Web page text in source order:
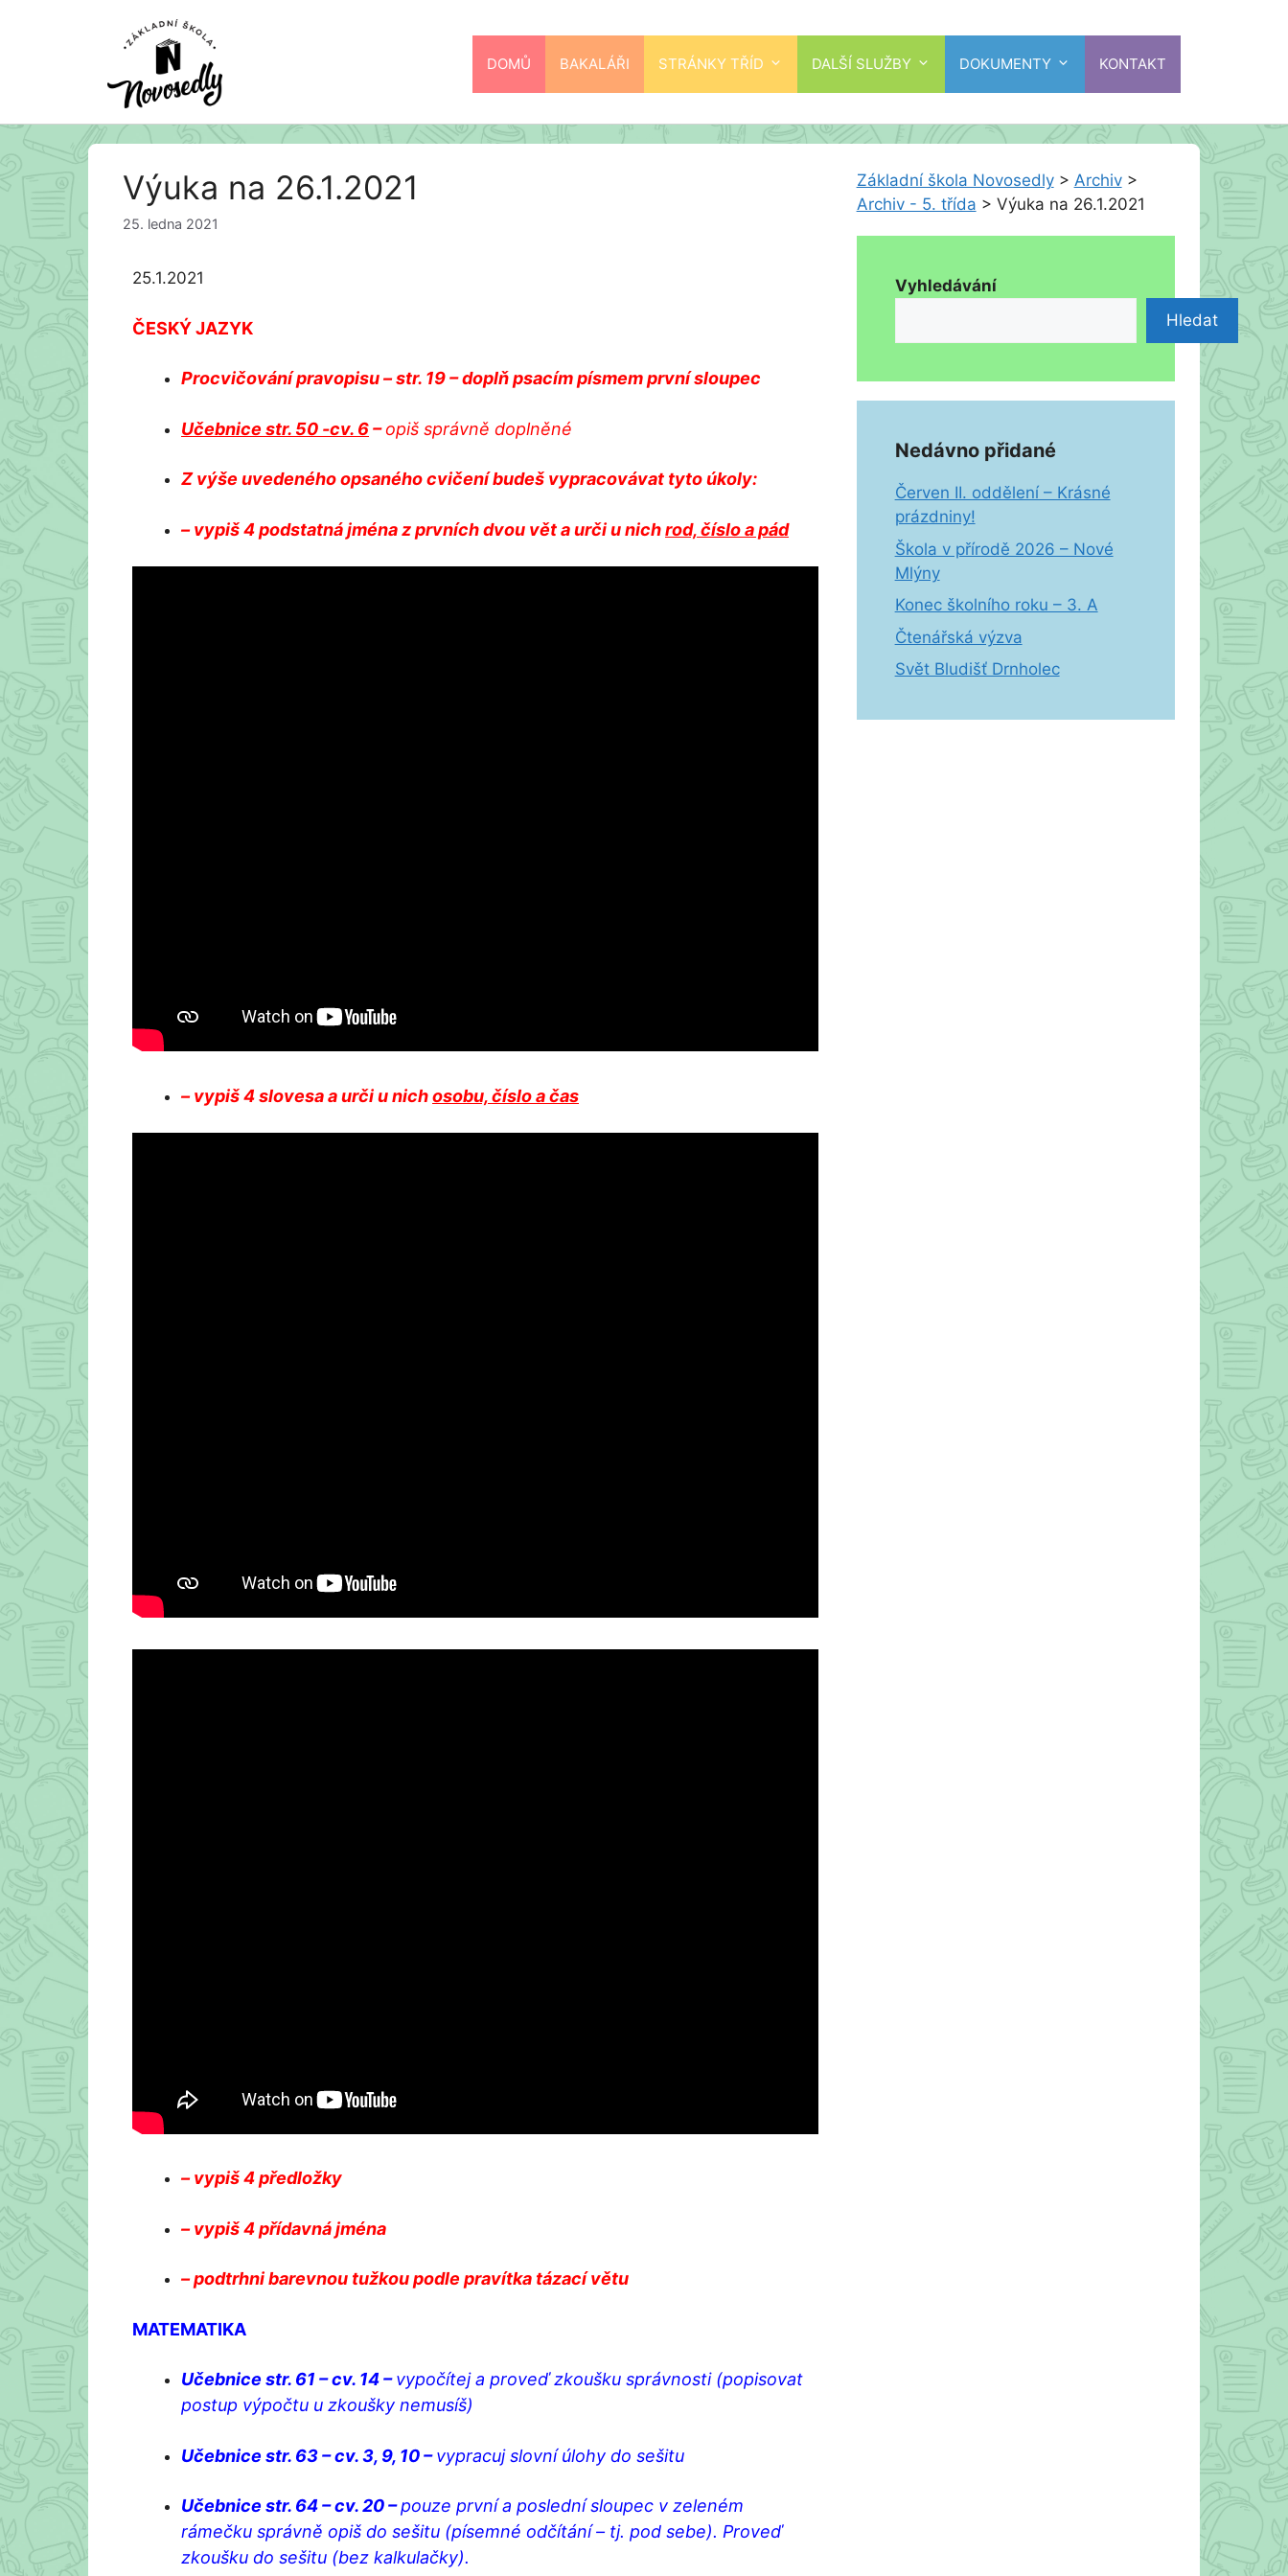
DOMŮ BAKALÁŘI STRÁNKY TŘÍD DALŠÍ SLUŽBY DOKUMENTY KONTAKT
Výuka na 26.1.2021
25. ledna 2021
25.1.2021
ČESKÝ JAZYK
Procvičování pravopisu – str. 19 – doplň psacím písmem první sloupec
Učebnice str. 50 -cv. 6–opiš správně doplněné
Z výše uvedeného opsaného cvičení budeš vypracovávat tyto úkoly:
– vypiš 4 podstatná jména z prvních dvou vět a urči u nichrod, číslo a pád
– vypiš 4 slovesa a urči u nichosobu, číslo a čas
– vypiš 4 předložky
– vypiš 4 přídavná jména
– podtrhni barevnou tužkou podle pravítka tázací větu
MATEMATIKA
Učebnice str. 61 – cv. 14 –vypočítej a proveď zkoušku správnosti (popisovat
postup výpočtu u zkoušky nemusíš)
Učebnice str. 63 – cv. 3, 9, 10 –vypracuj slovní úlohy do sešitu
Učebnice str. 64 – cv. 20 –pouze prvnía poslednísloupec v zeleném
rámečku správně opiš do sešitu (písemné odčítání – tj. pod sebe). Proveď
zkoušku do sešitu (bez kalkulačky).
Základní škola Novosedly> Archiv>
Archiv - 5. třída > Výuka na 26.1.2021
Vyhledávání
Hledat
Nedávno přidané
Červen II. oddělení – Krásné
prázdniny!
Škola v přírodě 2026 – Nové
Mlýny
Konec školního roku – 3. A
Čtenářská výzva
Svět Bludišť Drnholec